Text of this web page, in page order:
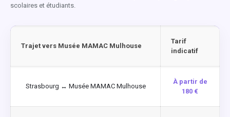
scolaires et étudiants.
Trajet vers Musée MAMAC Mulhouse
Tarif
indicatif
Strasbourg ↔ Musée MAMAC Mulhouse
À partir de
180 €